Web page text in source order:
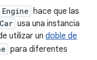
Engine hace que las
Car usa una instancia
utilizar un doble de
para diferentes